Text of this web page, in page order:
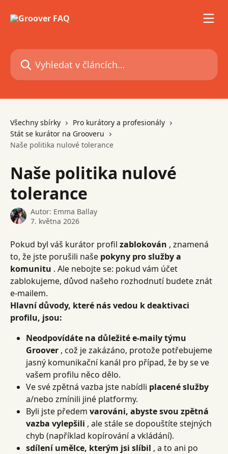
Vyhledat v článcích…
Všechny sbírky
Pro kurátory a profesionály
Stát se kurátor na Grooveru
Naše politika nulové tolerance
Naše politika nulové
tolerance
Autor: Emma Ballay
7. května 2026
Pokud byl váš kurátor profil zablokován , znamená
to, že jste porušili naše pokyny pro služby a
komunitu . Ale nebojte se: pokud vám účet
zablokujeme, důvod našeho rozhodnutí budete znát
e-mailem.
Hlavní důvody, které nás vedou k deaktivaci
profilu, jsou:
Neodpovídáte na důležité e-maily týmu
Groover , což je zakázáno, protože potřebujeme
jasný komunikační kanál pro případ, že by se ve
vašem profilu něco dělo.
Ve své zpětná vazba jste nabídli placené služby
a/nebo zmínili jiné platformy.
Byli jste předem varováni, abyste svou zpětná
vazba vylepšili , ale stále se dopouštíte stejných
chyb (například kopírování a vkládání).
sdílení umělce, kterým jsi slíbil , a to ani po